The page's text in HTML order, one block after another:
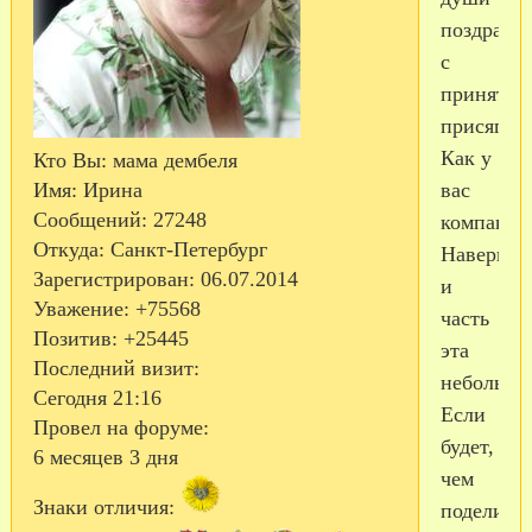
Кто Вы: мама дембеля
Имя: Ирина
Сообщений: 27248
Откуда: Санкт-Петербург
Зарегистрирован: 06.07.2014
Уважение: +75568
Позитив: +25445
Последний визит:
Сегодня 21:16
Провел на форуме:
6 месяцев 3 дня
Знаки отличия:
с
присяги.
Как у
вас
Наверное
и
часть
эта
Если
будет,
чем